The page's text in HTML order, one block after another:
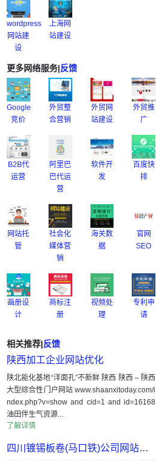
wordpress
网站建
设
上海网
站建设
更多网络服务|反馈
Google
竞价
外贸整
合营销
外贸网
站建设
外贸推
广
B2B代
运营
阿里巴
巴代运
营
软件开
发
百度快
排
网站托
管
社会化
媒体营
销
海关数
据
官网
SEO
画册设
计
商标注
册
视频处
理
专利申
请
相关推荐|反馈
陕西加工企业网站优化
陕北能化基地“洋面孔”不新鲜 陕西 陕西 – 陕西
大型综合性门户网站 www.shaanxitoday.com/i
ndex.php?v=show and cid=1 and id=16168
油田伴生气资源...
了解详情
四川镀锡板卷(马口铁)公司网站建设